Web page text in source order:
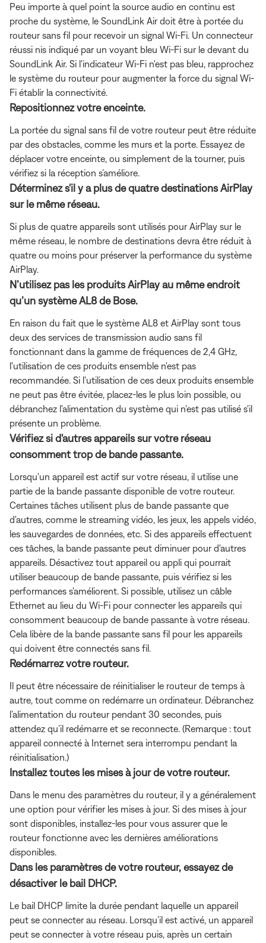
Peu importe à quel point la source audio en continu est
proche du système, le SoundLink Air doit être à portée du
routeur sans fil pour recevoir un signal Wi-Fi. Un connecteur
réussi nis indiqué par un voyant bleu Wi-Fi sur le devant du
SoundLink Air. Si l'indicateur Wi-Fi n'est pas bleu, rapprochez
le système du routeur pour augmenter la force du signal Wi-
Fi établir la connectivité.
Repositionnez votre enceinte.
La portée du signal sans fil de votre routeur peut être réduite
par des obstacles, comme les murs et la porte. Essayez de
déplacer votre enceinte, ou simplement de la tourner, puis
vérifiez si la réception s’améliore.
Déterminez s'il y a plus de quatre destinations AirPlay
sur le même réseau.
Si plus de quatre appareils sont utilisés pour AirPlay sur le
même réseau, le nombre de destinations devra être réduit à
quatre ou moins pour préserver la performance du système
AirPlay.
N’utilisez pas les produits AirPlay au même endroit
qu’un système AL8 de Bose.
En raison du fait que le système AL8 et AirPlay sont tous
deux des services de transmission audio sans fil
fonctionnant dans la gamme de fréquences de 2,4 GHz,
l'utilisation de ces produits ensemble n'est pas
recommandée. Si l'utilisation de ces deux produits ensemble
ne peut pas être évitée, placez-les le plus loin possible, ou
débranchez l'alimentation du système qui n'est pas utilisé s'il
présente un problème.
Vérifiez si d'autres appareils sur votre réseau
consomment trop de bande passante.
Lorsqu'un appareil est actif sur votre réseau, il utilise une
partie de la bande passante disponible de votre routeur.
Certaines tâches utilisent plus de bande passante que
d'autres, comme le streaming vidéo, les jeux, les appels vidéo,
les sauvegardes de données, etc. Si des appareils effectuent
ces tâches, la bande passante peut diminuer pour d'autres
appareils. Désactivez tout appareil ou appli qui pourrait
utiliser beaucoup de bande passante, puis vérifiez si les
performances s'améliorent. Si possible, utilisez un câble
Ethernet au lieu du Wi-Fi pour connecter les appareils qui
consomment beaucoup de bande passante à votre réseau.
Cela libère de la bande passante sans fil pour les appareils
qui doivent être connectés sans fil.
Redémarrez votre routeur.
Il peut être nécessaire de réinitialiser le routeur de temps à
autre, tout comme on redémarre un ordinateur. Débranchez
l’alimentation du routeur pendant 30 secondes, puis
attendez qu’il redémarre et se reconnecte. (Remarque : tout
appareil connecté à Internet sera interrompu pendant la
réinitialisation.)
Installez toutes les mises à jour de votre routeur.
Dans le menu des paramètres du routeur, il y a généralement
une option pour vérifier les mises à jour. Si des mises à jour
sont disponibles, installez-les pour vous assurer que le
routeur fonctionne avec les dernières améliorations
disponibles.
Dans les paramètres de votre routeur, essayez de
désactiver le bail DHCP.
Le bail DHCP limite la durée pendant laquelle un appareil
peut se connecter au réseau. Lorsqu’il est activé, un appareil
peut se connecter à votre réseau puis, après un certain